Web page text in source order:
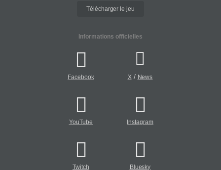
Télécharger le jeu
Informations officielles
Facebook X/ News
YouTube Instagram
Twitch Bluesky